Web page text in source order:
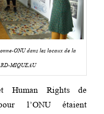
ONU dans les locaux de la
MIQUEAU
Human Rights de
l’ONU étaient